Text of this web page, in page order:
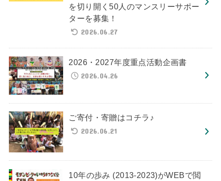
を切り開く50人のマンスリーサポー
ターを募集！
2026.06.27
2026・2027年度重点活動企画書
2026.04.26
ご寄付・寄贈はコチラ♪
2026.06.21
10年の歩み (2013-2023)がWEBで閲